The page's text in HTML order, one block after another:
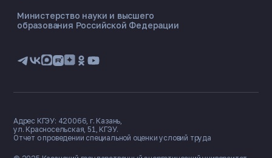
📋 Приёмная комиссия
🏠 Общежитие
Министерство науки и высшего
образования Российской Федерации
Адрес КГЭУ: 420066, г. Казань,
ул. Красносельская, 51, КГЭУ.
Отчет о проведении специальной оценки условий труда